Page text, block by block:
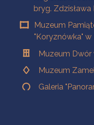
bryg. Zdzisława
Muzeum
"Koryznówka"
Muzeum Dwór
Muzeum
Galeria